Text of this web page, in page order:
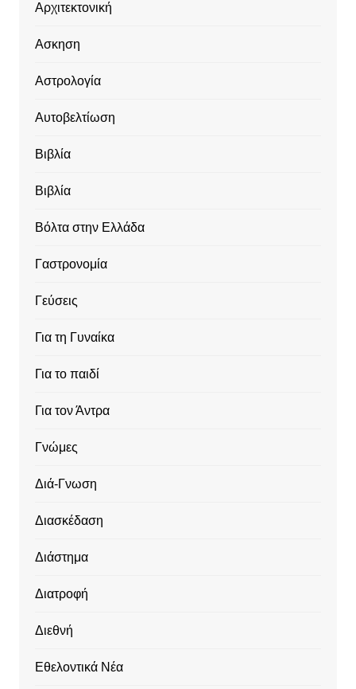
Αρχιτεκτονική
Ασκηση
Αστρολογία
Αυτοβελτίωση
Βιβλία
Βιβλία
Βόλτα στην Ελλάδα
Γαστρονομία
Γεύσεις
Για τη Γυναίκα
Για το παιδί
Για τον Άντρα
Γνώμες
Διά-Γνωση
Διασκέδαση
Διάστημα
Διατροφή
Διεθνή
Εθελοντικά Νέα